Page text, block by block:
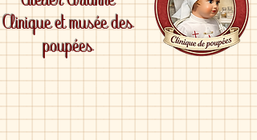
Clinique et musée des
poupées